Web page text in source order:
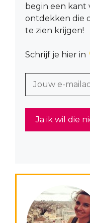
begin een kant
ontdekken die
te zien krijgen!
Schrijf je hier in